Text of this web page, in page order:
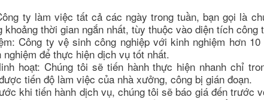
ty làm việc tất cả các ngày trong tuần, bạn gọi là
thời gian ngắn nhất, tùy thuộc vào diện tích công
Công ty vệ sinh công nghiệp với kinh nghiệm hơn
để thực hiện dịch vụ tốt nhất.
hoạt: Chúng tôi sẽ tiến hành thực hiện nhanh chỉ
tiến độ làm việc của nhà xưởng, công bị gián đoạn.
khi tiến hành dịch vụ, chúng tôi sẽ báo giá đến trước